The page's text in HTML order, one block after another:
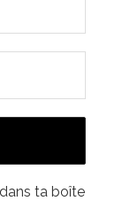
ta boîte